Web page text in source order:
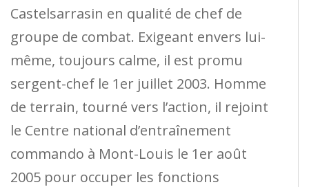
Castelsarrasin en qualité de chef de
groupe de combat. Exigeant envers lui-
même, toujours calme, il est promu
sergent-chef le 1er juillet 2003. Homme
de terrain, tourné vers l’action, il rejoint
le Centre national d’entraînement
commando à Mont-Louis le 1er août
2005 pour occuper les fonctions